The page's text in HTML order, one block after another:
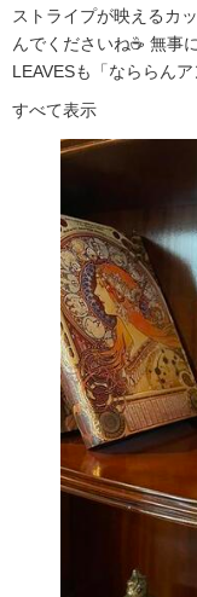
ストライプが映えるカ
んでくださいね☕ 無事
LEAVESも「なららん
すべて表示